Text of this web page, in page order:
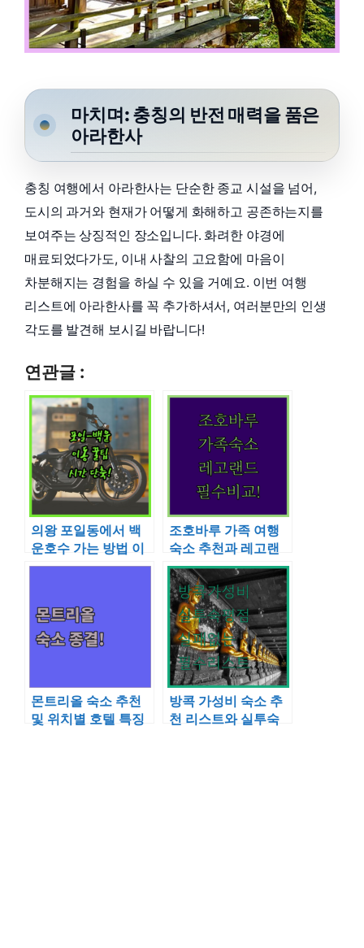
마치며: 충칭의 반전 매력을 품은
아라한사
충칭 여행에서 아라한사는 단순한 종교 시설을 넘어,
도시의 과거와 현재가 어떻게 화해하고 공존하는지를
보여주는 상징적인 장소입니다. 화려한 야경에
매료되었다가도, 이내 사찰의 고요함에 마음이
차분해지는 경험을 하실 수 있을 거예요. 이번 여행
리스트에 아라한사를 꼭 추가하셔서, 여러분만의 인생
각도를 발견해 보시길 바랍니다!
연관글 :
의왕 포일동에서 백
운호수 가는 방법 이
동 수단별 소요 시간
조호바루 가족 여행
숙소 추천과 레고랜
드 인근 호텔 시설 비
교
몬트리올 숙소 추천
및 위치별 호텔 특징
방콕 가성비 숙소 추
천 리스트와 실투숙